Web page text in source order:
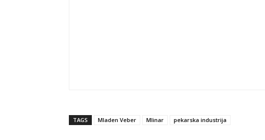
TAGS Mladen Veber Mlinar pekarska industrija